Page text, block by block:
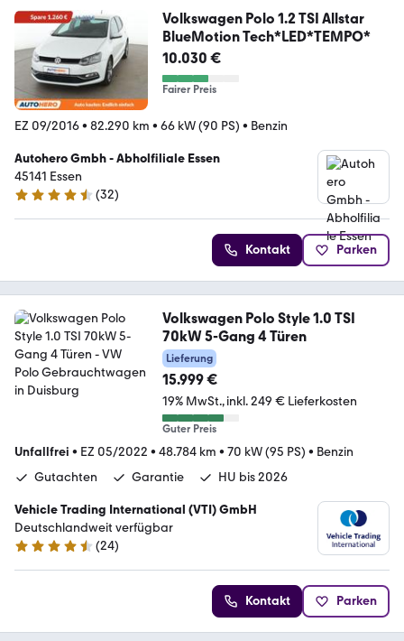
Volkswagen Polo 1.2 TSI Allstar
BlueMotion Tech*LED*TEMPO*
10.030 €
Fairer Preis
EZ 09/2016• 82.290 km • 66 kW (90 PS) • Benzin
Autohero Gmbh - Abholfiliale Essen
45141 Essen
4.7 Sterne
(32)
Kontakt Parken
Volkswagen Polo Style 1.0 TSI
70kW 5-Gang 4 Türen
Lieferung
15.999 €
19% MwSt. inkl. 249 € Lieferkosten
Guter Preis
Unfallfrei • EZ 05/2022 • 48.784 km • 70 kW (95 PS) • Benzin
Gutachten
Garantie HU bis 2026
Vehicle Trading International (VTI) GmbH
Deutschlandweit verfügbar
4.4 Sterne
(24)
Kontakt Parken